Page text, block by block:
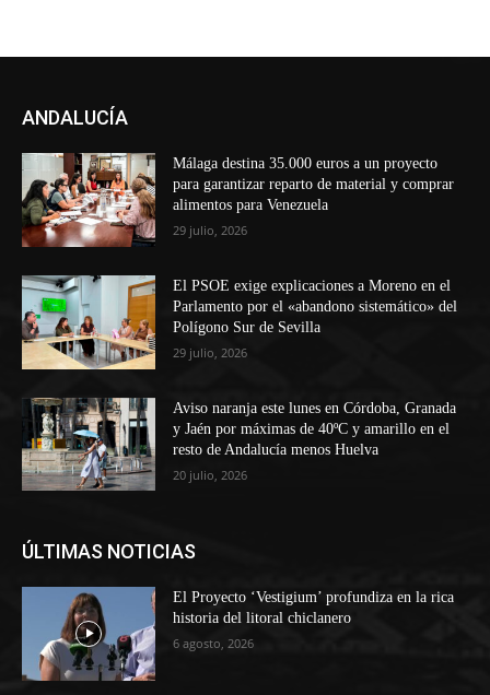
ANDALUCÍA
Málaga destina 35.000 euros a un proyecto
para garantizar reparto de material y comprar
alimentos para Venezuela
29 julio, 2026
El PSOE exige explicaciones a Moreno en el
Parlamento por el «abandono sistemático» del
Polígono Sur de Sevilla
29 julio, 2026
Aviso naranja este lunes en Córdoba, Granada
y Jaén por máximas de 40ºC y amarillo en el
resto de Andalucía menos Huelva
20 julio, 2026
ÚLTIMAS NOTICIAS
El Proyecto ‘Vestigium’ profundiza en la rica
historia del litoral chiclanero
6 agosto, 2026